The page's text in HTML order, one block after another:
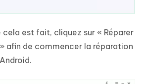
cela est fait, cliquez sur « Réparer
afin de commencer la réparation